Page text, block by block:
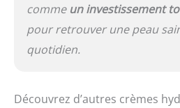
comme un investissement
pour retrouver une peau
quotidien.
Découvrez d’autres crèmes